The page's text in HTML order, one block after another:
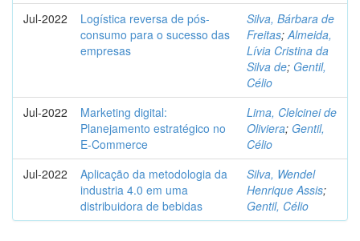
Jul-2022
Logística reversa de pós-
consumo para o sucesso das
empresas
Silva, Bárbara de
Freitas;Almeida,
Lívia Cristina da
Silva de; Gentil,
Célio
Jul-2022
Marketing digital:
Planejamento estratégico no
E-Commerce
Lima, Clelcinei de
Oliviera; Gentil,
Célio
Jul-2022
Aplicação da metodologia da
industria 4.0 em uma
distribuidora de bebidas
Silva, Wendel
Henrique Assis;
Gentil, Célio